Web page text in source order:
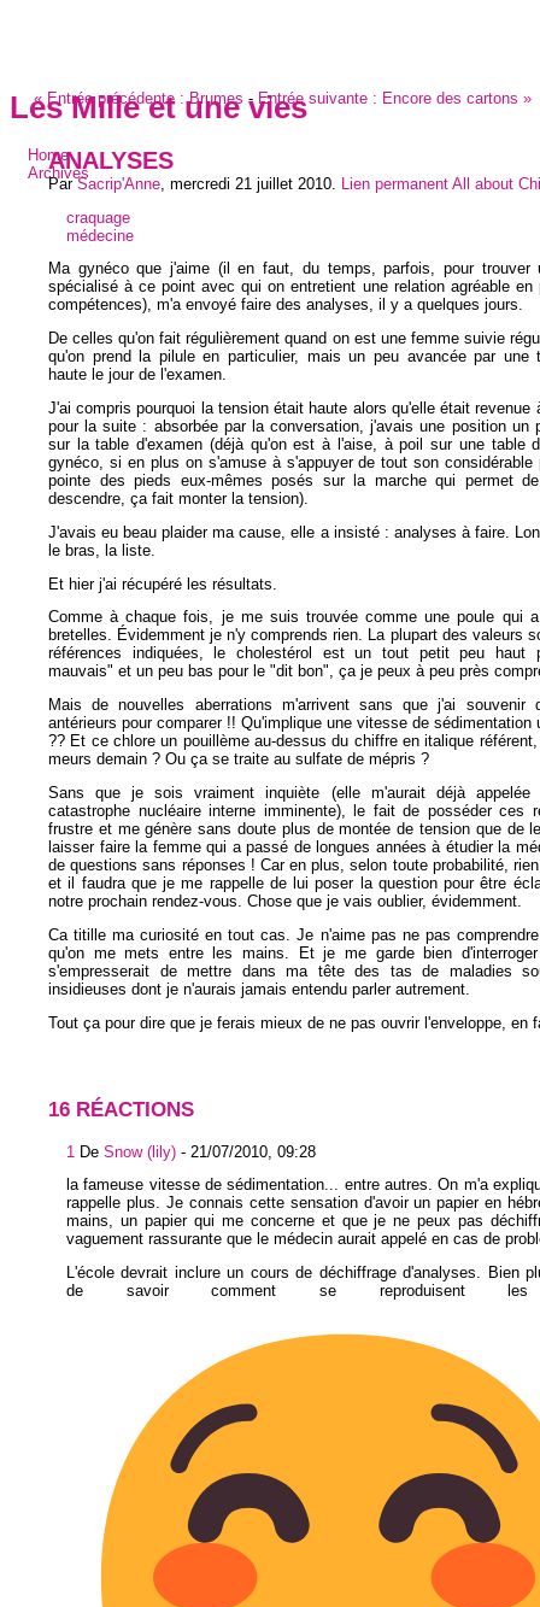
Les Mille et une vies
Home
Archives
« Entrée précédente :Brumes - Entrée suivante : Encore des cartons »
ANALYSES
ParSacrip'Anne mercredi 21 juillet 2010 Lien permanent All about
craquage
médecine
Ma gynéco que j'aime (il en faut, du temps, parfois, pour trouver
spécialisé à ce point avec qui on entretient une relation agréable en
compétences), m'a envoyé faire des analyses, il y a quelques jours.
De celles qu'on fait régulièrement quand on est une femme suivie
qu'on prend la pilule en particulier, mais un peu avancée par une
haute le jour de l'examen.
J'ai compris pourquoi la tension était haute alors qu'elle était revenue
pour la suite : absorbée par la conversation, j'avais une position un
sur la table d'examen (déjà qu'on est à l'aise, à poil sur une table
gynéco, si en plus on s'amuse à s'appuyer de tout son considérable
pointe des pieds eux-mêmes posés sur la marche qui permet
descendre, ça fait monter la tension).
J'avais eu beau plaider ma cause, elle a insisté : analyses à faire.
le bras, la liste.
Et hier j'ai récupéré les résultats.
Comme à chaque fois, je me suis trouvée comme une poule qui
bretelles. Évidemment je n'y comprends rien. La plupart des valeurs
références indiquées, le cholestérol est un tout petit peu haut
mauvais" et un peu bas pour le "dit bon", ça je peux à peu près
Mais de nouvelles aberrations m'arrivent sans que j'ai souvenir
antérieurs pour comparer !! Qu'implique une vitesse de sédimentation
?? Et ce chlore un pouillème au-dessus du chiffre en italique
meurs demain ? Ou ça se traite au sulfate de mépris ?
Sans que je sois vraiment inquiète (elle m'aurait déjà
catastrophe nucléaire interne imminente), le fait de posséder ces
frustre et me génère sans doute plus de montée de tension que de
laisser faire la femme qui a passé de longues années à étudier la
de questions sans réponses ! Car en plus, selon toute probabilité,
et il faudra que je me rappelle de lui poser la question pour être
notre prochain rendez-vous. Chose que je vais oublier, évidemment.
Ca titille ma curiosité en tout cas. Je n'aime pas ne pas
qu'on me mets entre les mains. Et je me garde bien
s'empresserait de mettre dans ma tête des tas de maladies
insidieuses dont je n'aurais jamais entendu parler autrement.
Tout ça pour dire que je ferais mieux de ne pas ouvrir l'enveloppe, en
16 RÉACTIONS
1 De Snow (lily) - 21/07/2010, 09:28
la fameuse vitesse de sédimentation... entre autres. On m'a
rappelle plus. Je connais cette sensation d'avoir un papier en
mains, un papier qui me concerne et que je ne peux pas
vaguement rassurante que le médecin aurait appelé en cas de
L'école devrait inclure un cours de déchiffrage d'analyses. Bien
de savoir comment se reproduisent les